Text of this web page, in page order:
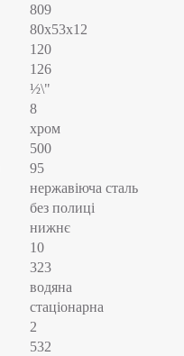
809
80x53x12
120
126
½\"
8
хром
500
95
нержавіюча сталь
без полиці
нижнє
10
323
водяна
стаціонарна
2
532